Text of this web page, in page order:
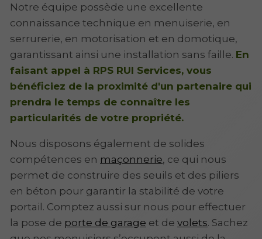
Notre équipe possède une excellente
connaissance technique en menuiserie, en
serrurerie, en motorisation et en domotique,
garantissant ainsi une installation sans faille. En
faisant appel à RPS RUI Services, vous
bénéficiez de la proximité d'un partenaire qui
prendra le temps de connaître les
particularités de votre propriété.
Nous disposons également de solides
compétences en maçonnerie, ce qui nous
permet de construire des seuils et des piliers
en béton pour garantir la stabilité de votre
portail. Comptez aussi sur nous pour effectuer
la pose de porte de garage et devolets. Sachez